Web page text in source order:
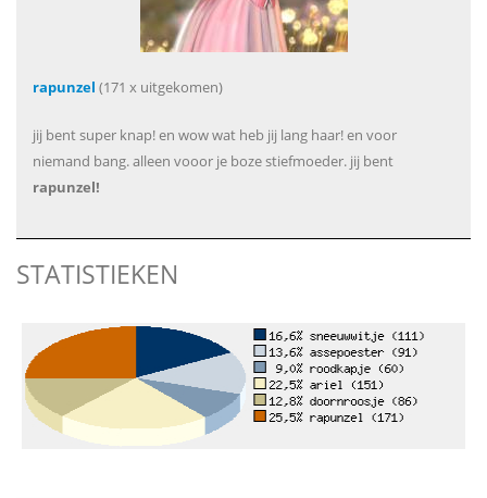
rapunzel (171 x uitgekomen)
jij bent super knap! en wow wat heb jij lang haar! en voor
niemand bang. alleen vooor je boze stiefmoeder. jij bent
rapunzel!
STATISTIEKEN